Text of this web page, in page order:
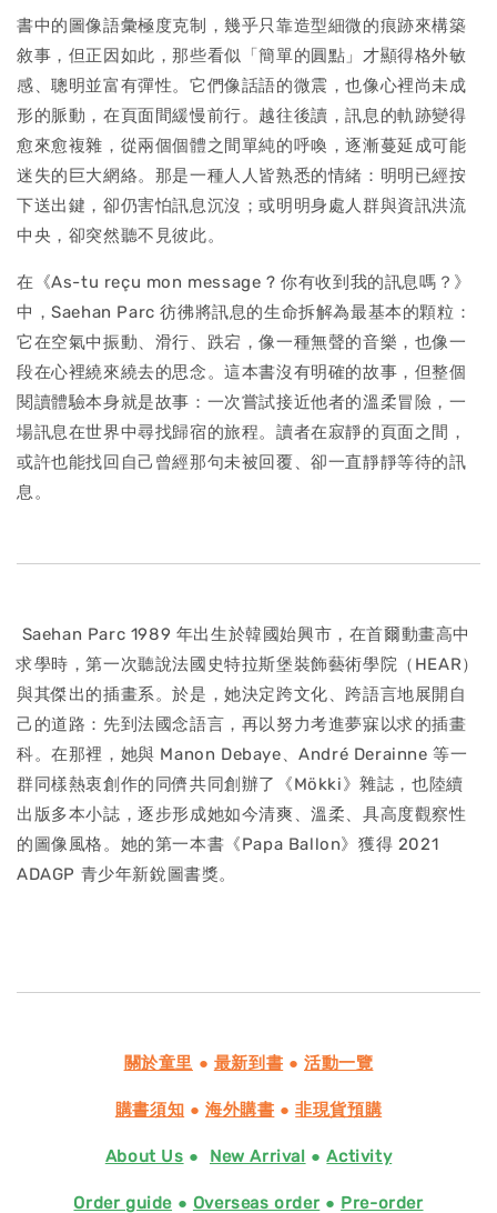
書中的圖像語彙極度克制，幾乎只靠造型細微的痕跡來構築
敘事，但正因如此，那些看似「簡單的圓點」才顯得格外敏
感、聰明並富有彈性。它們像話語的微震，也像心裡尚未成
形的脈動，在頁面間緩慢前行。越往後讀，訊息的軌跡變得
愈來愈複雜，從兩個個體之間單純的呼喚，逐漸蔓延成可能
迷失的巨大網絡。那是一種人人皆熟悉的情緒：明明已經按
下送出鍵，卻仍害怕訊息沉沒；或明明身處人群與資訊洪流
中央，卻突然聽不見彼此。
在《As-tu reçu mon message ? 你有收到我的訊息嗎？》
中，Saehan Parc 彷彿將訊息的生命拆解為最基本的顆粒：
它在空氣中振動、滑行、跌宕，像一種無聲的音樂，也像一
段在心裡繞來繞去的思念。這本書沒有明確的故事，但整個
閱讀體驗本身就是故事：一次嘗試接近他者的溫柔冒險，一
場訊息在世界中尋找歸宿的旅程。讀者在寂靜的頁面之間，
或許也能找回自己曾經那句未被回覆、卻一直靜靜等待的訊
息。
Saehan Parc 1989 年出生於韓國始興市，在首爾動畫高中
求學時，第一次聽說法國史特拉斯堡裝飾藝術學院（HEAR）
與其傑出的插畫系。於是，她決定跨文化、跨語言地展開自
己的道路：先到法國念語言，再以努力考進夢寐以求的插畫
科。在那裡，她與 Manon Debaye、André Derainne 等一
群同樣熱衷創作的同儕共同創辦了《Mökki》雜誌，也陸續
出版多本小誌，逐步形成她如今清爽、溫柔、具高度觀察性
的圖像風格。她的第一本書《Papa Ballon》獲得 2021
ADAGP 青少年新銳圖書獎。
關於童里 ● 最新到書 ●活動一覽
購書須知 ● 海外購書 ●非現貨預購
About Us ● New Arrival ●Activity
Order guide ● Overseas order● Pre-order